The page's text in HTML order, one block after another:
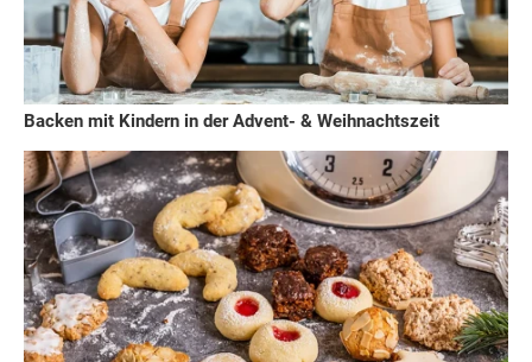
Backen mit Kindern in der Advent- & Weihnachtszeit